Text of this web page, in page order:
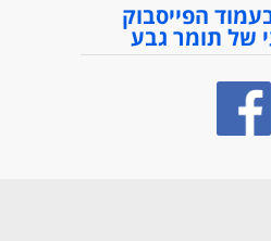
הפייסבוק
של תומר גבע